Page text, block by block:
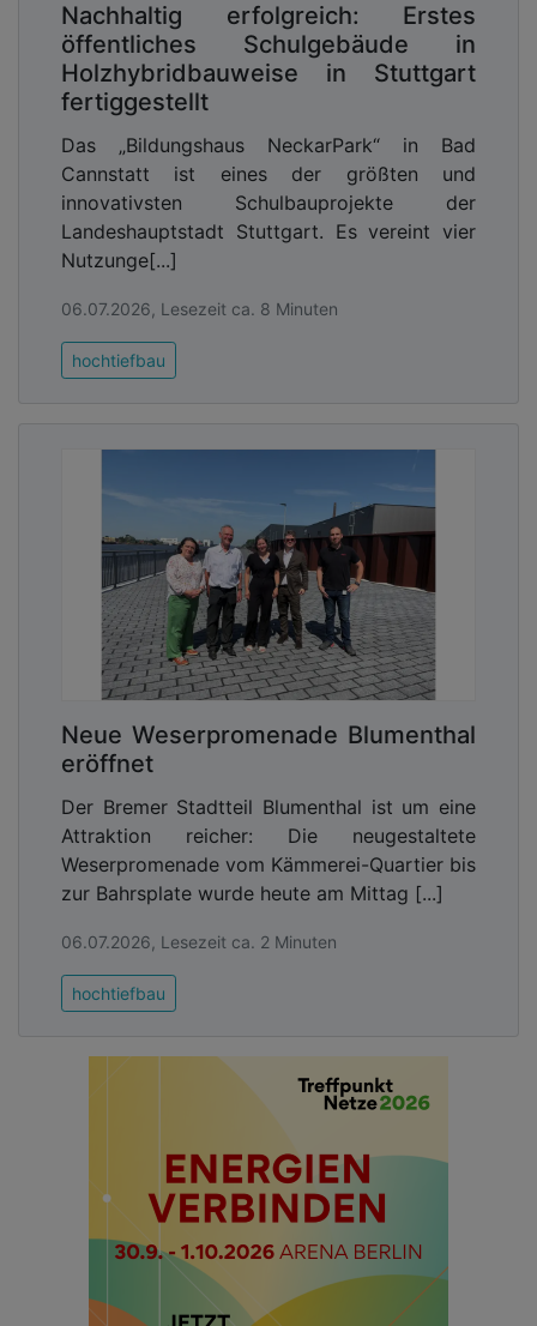
Nachhaltig erfolgreich: Erstes
öffentliches Schulgebäude in
Holzhybridbauweise in Stuttgart
fertiggestellt
Das „Bildungshaus NeckarPark“ in Bad
Cannstatt ist eines der größten und
innovativsten Schulbauprojekte der
Landeshauptstadt Stuttgart. Es vereint vier
Nutzunge[...]
06.07.2026, Lesezeit ca. 8 Minuten
hochtiefbau
Neue Weserpromenade Blumenthal
eröffnet
Der Bremer Stadtteil Blumenthal ist um eine
Attraktion reicher: Die neugestaltete
Weserpromenade vom Kämmerei-Quartier bis
zur Bahrsplate wurde heute am Mittag [...]
06.07.2026, Lesezeit ca. 2 Minuten
hochtiefbau